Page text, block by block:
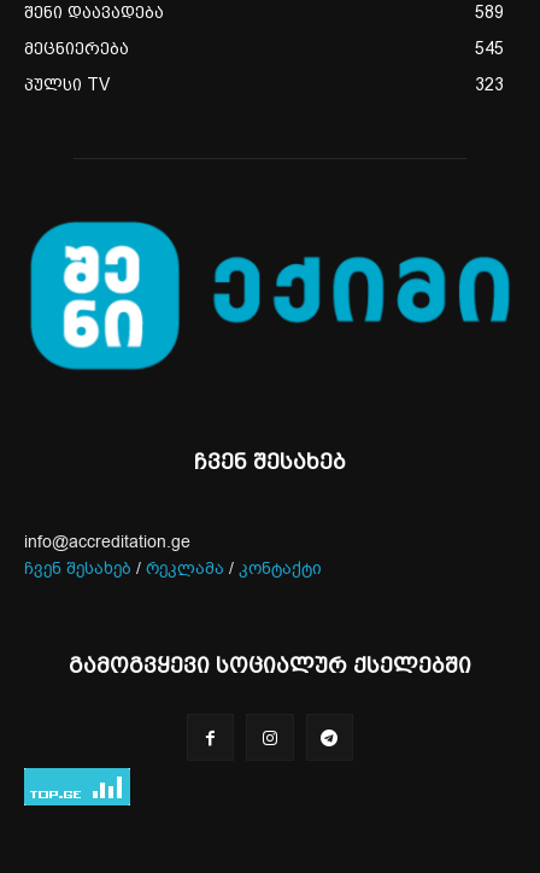
შენი დაავადება
589
მეცნიერება
545
პულსი TV
323
ჩვენ შესახებ
info@accreditation.ge
ჩვენ შესახებ / რეკლამა / კონტაქტი
გამოგვყევი სოციალურ ქსელებში